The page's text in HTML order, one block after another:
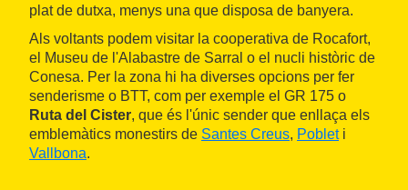
plat de dutxa, menys una que disposa de banyera.
Als voltants podem visitar la cooperativa de Rocafort,
el Museu de l'Alabastre de Sarral o el nucli històric de
Conesa. Per la zona hi ha diverses opcions per fer
senderisme o BTT, com per exemple el GR 175 o
Ruta del Cister, que és l'únic sender que enllaça els
emblemàtics monestirs de Santes Creus, Pobleti
Vallbona.